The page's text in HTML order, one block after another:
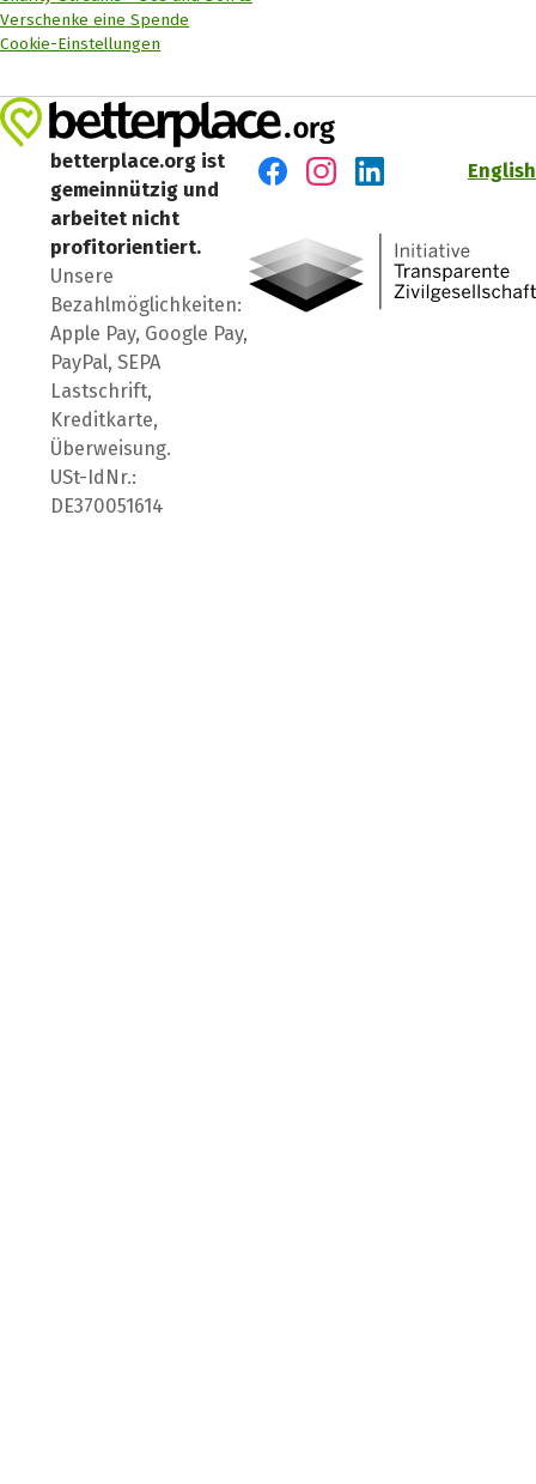
Verschenke eine Spende
Cookie-Einstellungen
betterplace.org ist
gemeinnützig und
arbeitet nicht
profitorientiert.
Unsere
Bezahlmöglichkeiten:
Apple Pay, Google Pay,
PayPal, SEPA
Lastschrift,
Kreditkarte,
Überweisung.
USt-IdNr.:
DE370051614
English